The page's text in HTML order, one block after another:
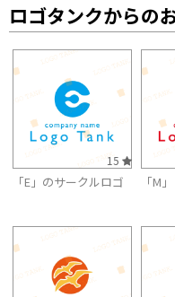
ロゴタンクからの
15
「E」のサークルロゴ 「M